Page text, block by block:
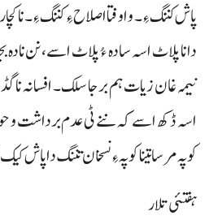
پاش کننگ ءِ۔ و اوفتا اصلاح ءِ کننگ ءِ۔ نا
دانا پلاٹ اسہ سادہ ءُ پلاٹ اسے، نن
نیمہ غان زیات ہم برجا سلک۔ افسانہ نا
اسہ ڈکھ اسے کہ ننے ٹی عدم برداشت و
کوپہ مرسا تینا کوپہ ءِ نسخان تننگ دا پاش
ہفتئی تلار